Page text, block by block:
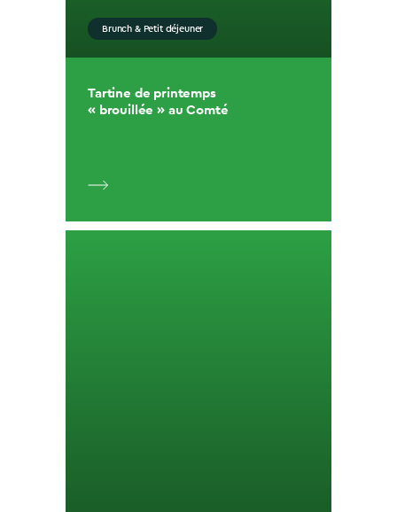
Brunch & Petit déjeuner
Tartine de printemps
« brouillée » au Comté